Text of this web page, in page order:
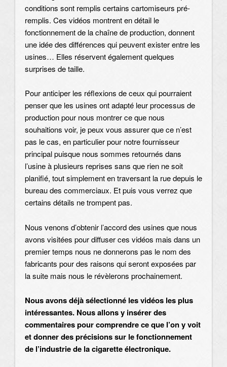
conditions sont remplis certains cartomiseurs pré-
remplis. Ces vidéos montrent en détail le
fonctionnement de la chaîne de production, donnent
une idée des différences qui peuvent exister entre les
usines… Elles réservent également quelques
surprises de taille.
Pour anticiper les réflexions de ceux qui pourraient
penser que les usines ont adapté leur processus de
production pour nous montrer ce que nous
souhaitions voir, je peux vous assurer que ce n’est
pas le cas, en particulier pour notre fournisseur
principal puisque nous sommes retournés dans
l’usine à plusieurs reprises sans que rien ne soit
planifié, tout simplement en traversant la rue depuis le
bureau des commerciaux. Et puis vous verrez que
certains détails ne trompent pas.
Nous venons d’obtenir l’accord des usines que nous
avons visitées pour diffuser ces vidéos mais dans un
premier temps nous ne donnerons pas le nom des
fabricants pour des raisons qui seront exposées par
la suite mais nous le révèlerons prochainement.
Nous avons déjà sélectionné les vidéos les plus
intéressantes. Nous allons y insérer des
commentaires pour comprendre ce que l’on y voit
et donner des précisions sur le fonctionnement
de l’industrie de la cigarette électronique.